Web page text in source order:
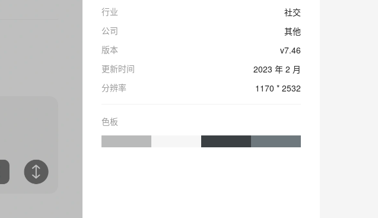
行业
社交
公司
其他
版本
v7.46
更新时间
2023 年 2 月
分辨率
1170 * 2532
色板